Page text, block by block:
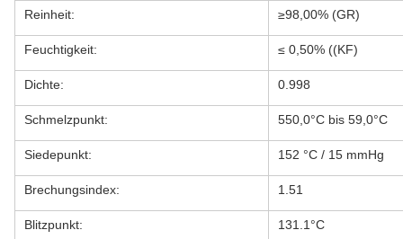
Reinheit: ≥98,00% (GR)
Feuchtigkeit: ≤ 0,50% ((KF)
Dichte: 0.998
Schmelzpunkt: 550,0°C bis 59,0°C
Siedepunkt: 152 °C / 15 mmHg
Brechungsindex: 1.51
Blitzpunkt: 131.1°C